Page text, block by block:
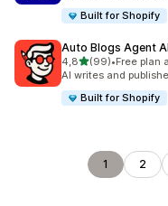
Built for Shopify
Auto Blogs Agent
4,8na 5 gwiazdek
(99)
Łączna liczba
•Free plan
AI writes and
Built for Shopify
1 2